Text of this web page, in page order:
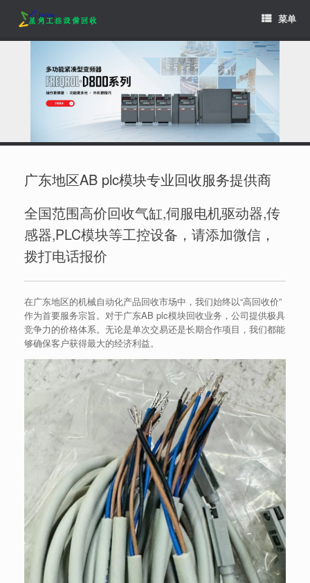
content
菜单
广东地区AB plc模块专业回收服务提供商
全国范围高价回收气缸,伺服电机驱动器,传
感器,PLC模块等工控设备，请添加微信，
拨打电话报价
在广东地区的机械自动化产品回收市场中，我们始终以“高回收价”
作为首要服务宗旨。对于广东AB plc模块回收业务，公司提供极具
竞争力的价格体系。无论是单次交易还是长期合作项目，我们都能
够确保客户获得最大的经济利益。